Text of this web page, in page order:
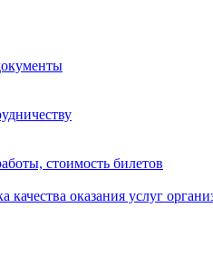
стоимость билетов
качества оказания услуг